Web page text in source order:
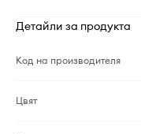
Детайли за продукта
Код на производителя
Цвят